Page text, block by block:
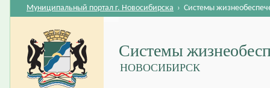
Системы
НОВОСИБИРСК
Муниципальный портал г. Новосибирска › Системы